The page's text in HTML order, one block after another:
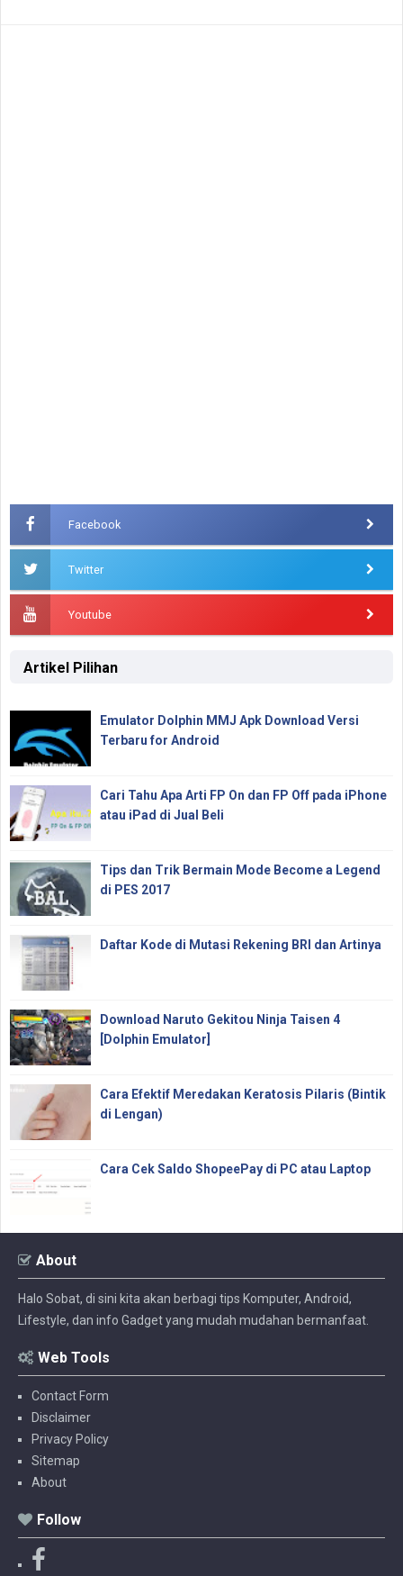
Facebook
Twitter
Youtube
Artikel Pilihan
Emulator Dolphin MMJ Apk Download Versi
Terbaru for Android
Cari Tahu Apa Arti FP On dan FP Off pada iPhone
atau iPad di Jual Beli
Tips dan Trik Bermain Mode Become a Legend
di PES 2017
Daftar Kode di Mutasi Rekening BRI dan Artinya
Download Naruto Gekitou Ninja Taisen 4
[Dolphin Emulator]
Cara Efektif Meredakan Keratosis Pilaris (Bintik
di Lengan)
Cara Cek Saldo ShopeePay di PC atau Laptop
About
Halo Sobat, di sini kita akan berbagi tips Komputer, Android,
Lifestyle, dan info Gadget yang mudah mudahan bermanfaat.
Web Tools
Contact Form
Disclaimer
Privacy Policy
Sitemap
About
Follow